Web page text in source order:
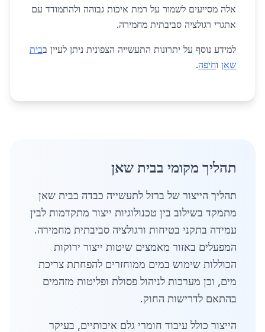
אלה מסייעים לשמור על רמת איכות גבוהה ולהתמודד עם
אתגרי רגולציה סביבתית מחמירה.
למידע נוסף על יתרונות התעשייה הצפונית ניתן לעיין בבית
שאן וחיפה.
תהליך מקומי בבית שאן
תהליך הייצור של ברזל לתעשייה כבדה בבית שאן
מתמקד בשילוב בין טכנולוגיות ייצור מתקדמות לבין
עמידה בתקני בטיחות ורגולציה סביבתית מחמירה.
המפעלים באזור מאמצים שיטות ייצור ירוקות
הכוללות שימוש במים ממוחזרים להפחתת צריכת
מים, וכן מערכות לניהול פסולת ופליטות מזהמים
בהתאם לדרישות החוק.
הייצור כולל עיבוד חומרי גלם איכותיים, בעיקר